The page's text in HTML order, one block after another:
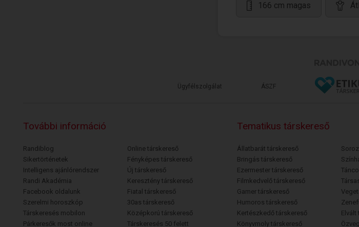
166 cm magas
Ügyfélszolgálat ÁSZF
További információ
Randiblog
Sikertörténetek
Intelligens ajánlórendszer
Randi Akadémia
Facebook oldalunk
Szerelmi horoszkóp
Társkeresés mobilon
Párkeresők most online
Online társkereső
Fényképes társkereső
Új társkereső
Keresztény társkereső
Fiatal társkereső
30as társkereső
Középkorú társkereső
Társkeresés 50 felett
Tematikus társkereső
Állatbarát társkereső
Bringás társkereső
Ezermester társkereső
Filmkedvelő társkereső
Gamer társkereső
Humoros társkereső
Kertészkedő társkereső
Könyvmoly társkereső
Elvált